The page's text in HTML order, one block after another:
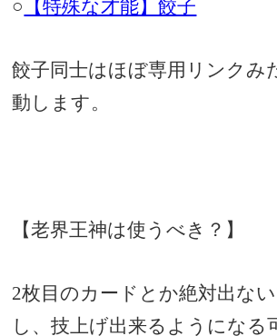
○ 【特殊な才能】餃子
餃子同士はほぼ専用リンクみ
動します。
【老界王神は使うべき？】
2枚目のカードとか絶対出な
し、技上げ出来るようになる